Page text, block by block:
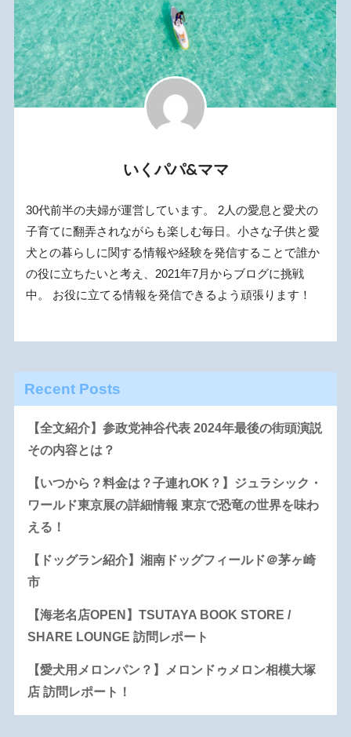
いくパパ&ママ
30代前半の夫婦が運営しています。 2人の愛息と愛犬の
子育てに翻弄されながらも楽しむ毎日。小さな子供と愛
犬との暮らしに関する情報や経験を発信することで誰か
の役に立ちたいと考え、2021年7月からブログに挑戦
中。 お役に立てる情報を発信できるよう頑張ります！
Recent Posts
【全文紹介】参政党神谷代表 2024年最後の街頭演説
その内容とは？
【いつから？料金は？子連れOK？】ジュラシック・
ワールド東京展の詳細情報 東京で恐竜の世界を味わ
える！
【ドッグラン紹介】湘南ドッグフィールド＠茅ヶ崎
市
【海老名店OPEN】TSUTAYA BOOK STORE /
SHARE LOUNGE 訪問レポート
【愛犬用メロンパン？】メロンドゥメロン相模大塚
店 訪問レポート！